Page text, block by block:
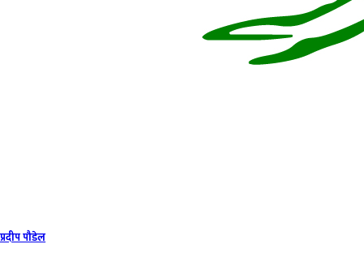
प्रदीप पौडेल